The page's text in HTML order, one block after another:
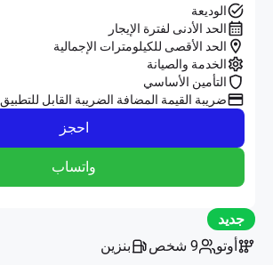
الوديعة
الحد الأدنى لفترة الإيجار
الحد الأقصى للكيلومترات الإجمالية
الخدمة والصيانة
التأمين الأساسي
ضريبة القيمة المضافة الضريبة القابل للتطبيق
احجز
واتساب
جديد
أوتو
9 شخص بنزين